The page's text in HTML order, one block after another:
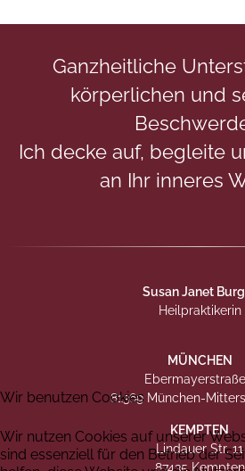
Ganzheitliche
körperlichen und
Ich decke auf, begleite
an Ihr inneres
Susan Janet
Heilpraktikerin
MÜNCHEN
Ebermayerstraße
81369 München-
KEMPTEN
Lindauer Str. 11
87435 Kempten
Wir benutzen Cookies
Wir nutzen Cookies auf unserer
sind essenziell für den Betrieb der